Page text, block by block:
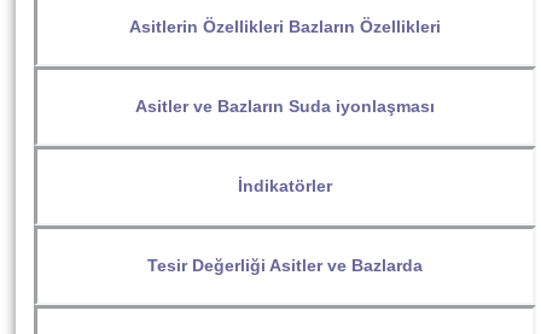
Asitlerin Özellikleri Bazların Özellikleri
Asitler ve Bazların Suda iyonlaşması
İndikatörler
Tesir Değerliği Asitler ve Bazlarda